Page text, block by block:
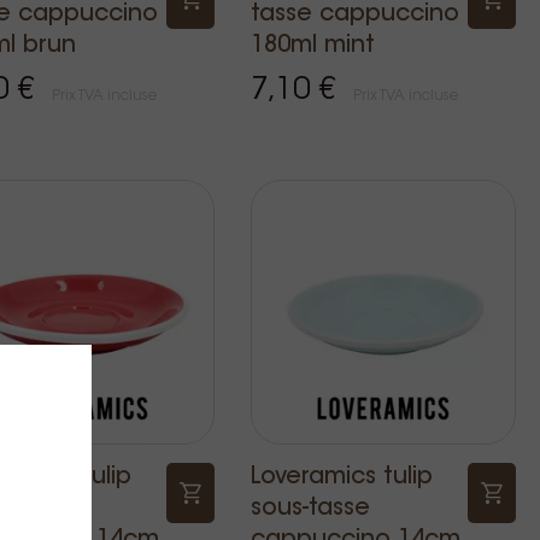
cappuccino
brun
€
tasse cappuccino
180ml mint
7,10 €
tulip
Loveramics tulip
sous-tasse